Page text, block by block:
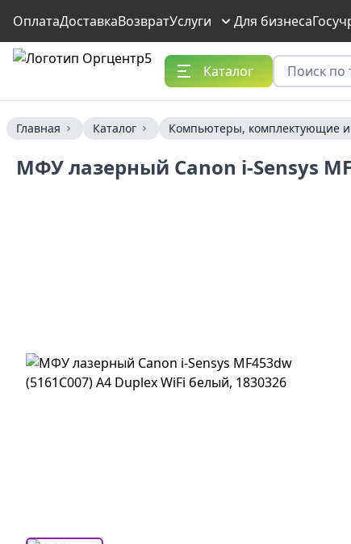
ОплатаДоставкаВозвратУслуги Для бизнеса
Каталог
Главная Каталог Компьютеры, комплектующие
МФУ лазерный Canon i-Sensys